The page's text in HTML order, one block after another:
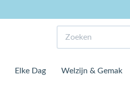
Elke Dag Welzijn & Gemak